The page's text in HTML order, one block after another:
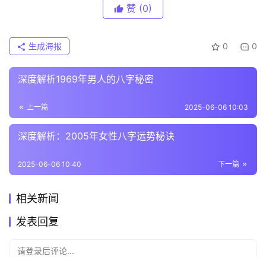
赞 (0)
0 0
生成海报
深度解析1969年男人的八字秘密
上一篇 2025-06-06 10:03
深度解析：2005年女性八字运势秘诀
下一篇
2025-06-06 10:40
相关新闻
发表回复
请登录后评论...